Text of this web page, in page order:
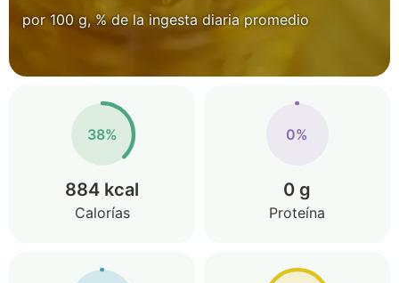
por 100 g, % de la ingesta diaria promedio
38%
884 kcal
Calorías
0%
0 g
Proteína